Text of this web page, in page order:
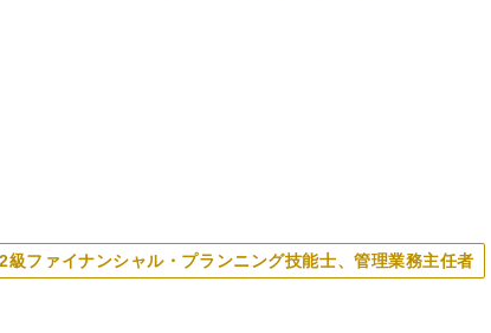
ファイナンシャル・プランニング技能士、管理業務主任者